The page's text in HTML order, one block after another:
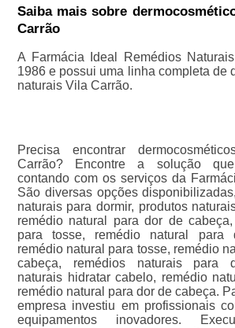
Saiba mais sobre
Carrão
A Farmácia Ideal Remédios
1986 e possui uma linha completa de
naturais Vila Carrão.
Precisa encontrar
Carrão? Encontre a solução
contando com os serviços da
São diversas opções
naturais para dormir, produtos
remédio natural para dor de cabeça,
para tosse, remédio natural para
remédio natural para tosse, remédio
cabeça, remédios naturais para
naturais hidratar cabelo, remédio
remédio natural para dor de cabeça.
empresa investiu em profissionais
equipamentos inovadores.